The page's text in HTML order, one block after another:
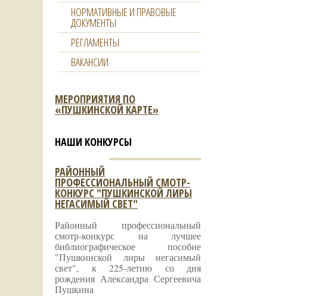
НОРМАТИВНЫЕ И ПРАВОВЫЕ
ДОКУМЕНТЫ
РЕГЛАМЕНТЫ
ВАКАНСИИ
МЕРОПРИЯТИЯ ПО
«ПУШКИНСКОЙ КАРТЕ»
НАШИ КОНКУРСЫ
РАЙОННЫЙ
ПРОФЕССИОНАЛЬНЫЙ СМОТР-
КОНКУРС "ПУШКИНСКОЙ ЛИРЫ
НЕГАСИМЫЙ СВЕТ"
Районный профессиональный
смотр-конкурс на лучшее
библиографическое пособие
"Пушкинской лиры негасимый
свет", к 225-летию со дня
рождения Александра Сергеевича
Пушкина